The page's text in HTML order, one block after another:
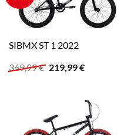
SIBMX ST 1 2022
369,99€ Ursprünglicher
Preis
219,99€Aktueller